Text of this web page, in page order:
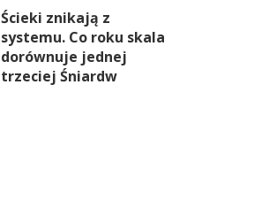
Ścieki znikają z
systemu. Co roku skala
dorównuje jednej
trzeciej Śniardw